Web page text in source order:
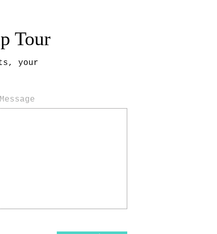
Tour
your
Message